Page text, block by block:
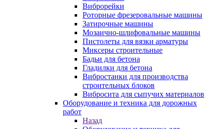
Виброрейки
Роторные фрезеровальные машины
Затирочные машины
Мозаично-шлифовальные машины
Пистолеты для вязки арматуры
Миксеры строительные
Бадьи для бетона
Гладилки для бетона
Вибростанки для производства
строительных блоков
Вибросита для сыпучих материалов
Оборудование и техника для дорожных
работ
Назад